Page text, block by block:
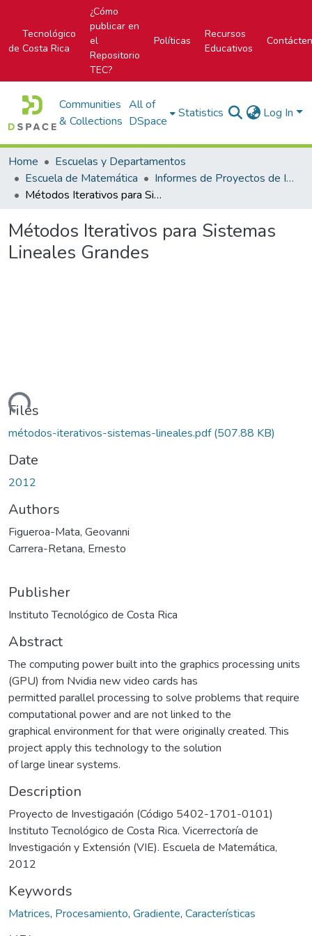
Tecnológico
de Costa Rica
¿Cómo
publicar en
el
Repositorio
TEC?
Políticas
Recursos
Educativos
Communities
& Collections
All of
DSpace
Statistics Log In
Home
Escuelas y Departamentos
Escuela de Matemática
Informes de Proyectos de Investigación
Métodos Iterativos para Sistemas Lineales Grandes
Métodos Iterativos para Sistemas
Lineales Grandes
Files
métodos-iterativos-sistemas-lineales.pdf(507.88 KB)
Date
2012
Authors
Figueroa-Mata, Geovanni
Carrera-Retana, Ernesto
Publisher
Instituto Tecnológico de Costa Rica
Abstract
The computing power built into the graphics processing units
(GPU) from Nvidia new video cards has
permitted parallel processing to solve problems that require
computational power and are not linked to the
graphical environment for that were originally created. This
project apply this technology to the solution
of large linear systems.
Description
Proyecto de Investigación (Código 5402-1701-0101)
Instituto Tecnológico de Costa Rica. Vicerrectoría de
Investigación y Extensión (VIE). Escuela de Matemática,
2012
Keywords
Matrices, Procesamiento, Gradiente, Características